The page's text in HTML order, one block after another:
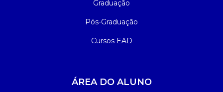
Graduação
Pós-Graduação
Cursos EAD
ÁREA DO ALUNO